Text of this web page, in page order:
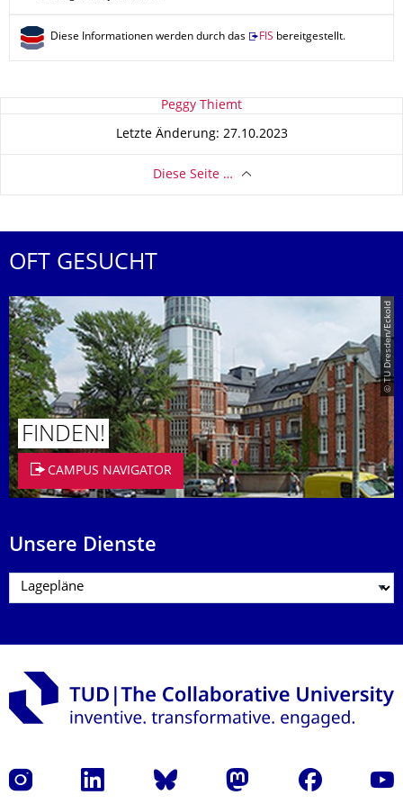
Diese Informationen werden durch das FIS bereitgestellt.
Zu dieser Seite Peggy Thiemt
Letzte Änderung: 27.10.2023
Diese Seite …
OFT GESUCHT
© TU Dresden/Eckold
FINDEN!
CAMPUS NAVIGATOR
Unsere Dienste
Instagram LinkedIn Bluesky Mastodon Facebook